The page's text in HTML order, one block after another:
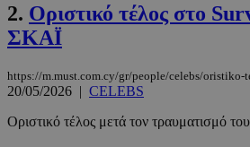
2. Οριστικό τέλος στο
ΣΚΑΪ
https://m.must.com.cy/gr/people/celebs/oristiko-
20/05/2026 | CELEBS
Οριστικό τέλος μετά τον τραυματισμό